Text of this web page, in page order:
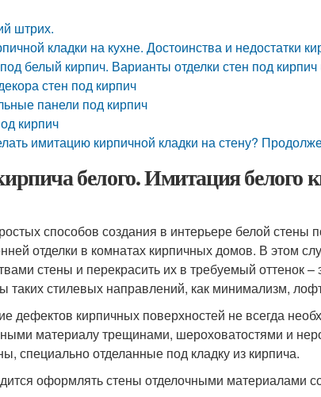
штрих.
кладки на кухне. Достоинства и недостатки
белый кирпич. Варианты отделки стен под
стен под кирпич
панели под кирпич
кирпич
имитацию кирпичной кладки на стену?
белого. Имитация белого
способов создания в интерьере белой
отделки в комнатах кирпичных домов. В этом
стены и перекрасить их в требуемый оттенок –
таких стилевых направлений, как минимализм,
дефектов кирпичных поверхностей не всегда
материалу трещинами, шероховатостями и
специально отделанные под кладку из кирпича.
оформлять стены отделочными материалами